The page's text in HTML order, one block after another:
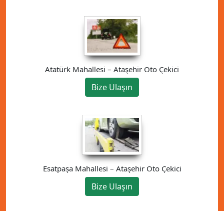
Atatürk Mahallesi – Ataşehir Oto Çekici
Bize Ulaşın
Esatpaşa Mahallesi – Ataşehir Oto Çekici
Bize Ulaşın